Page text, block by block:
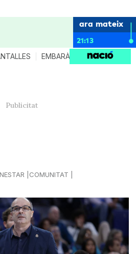
ara mateix
21:13
EMBARÀS CRIANÇA
COMUNITAT